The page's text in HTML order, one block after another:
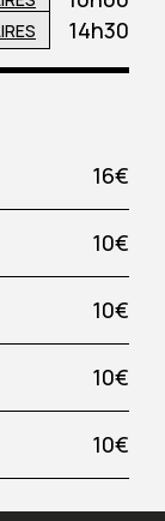
14h30
16€
10€
10€
10€
10€